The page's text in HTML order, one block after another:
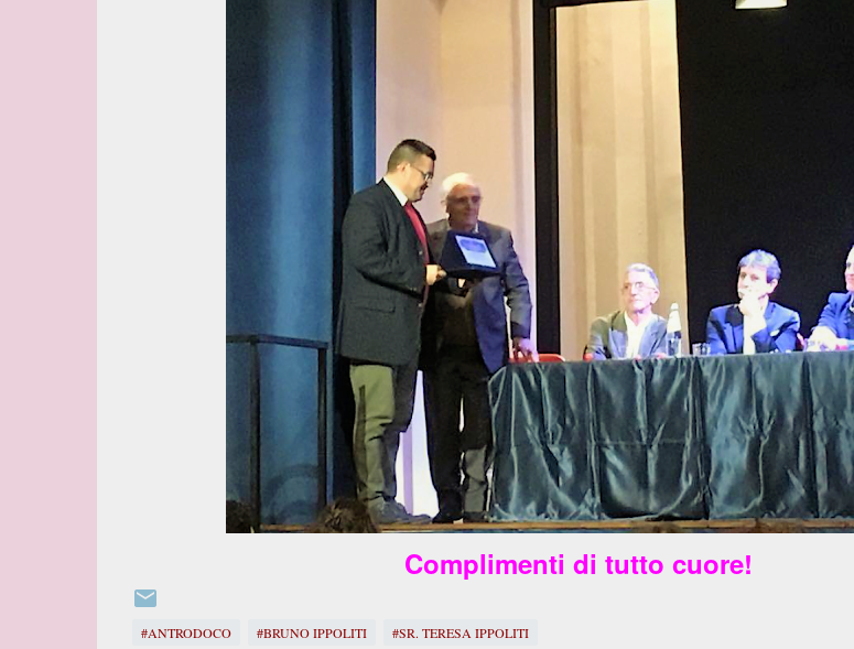
Complimenti di tutto cuore!
#ANTRODOCO #BRUNO IPPOLITI #SR. TERESA IPPOLITI